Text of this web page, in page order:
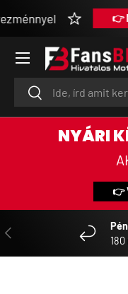
UGRÁS A
👉 MEGNÉZEM
Keresés
Keresés
Menü
NYÁRI
👉
ELŐZŐ